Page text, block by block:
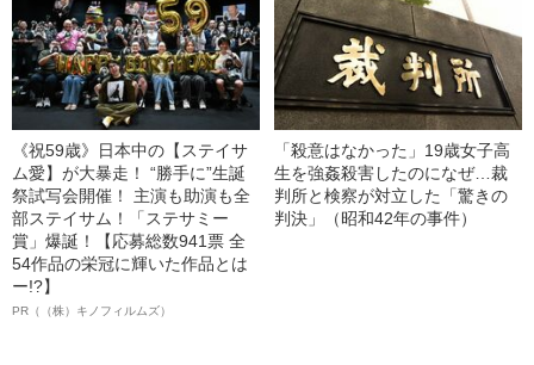
《祝59歳》日本中の【ステイサ
ム愛】が大暴走！ “勝手に”生誕
祭試写会開催！ 主演も助演も全
部ステイサム！「ステサミー
賞」爆誕！【応募総数941票 全
54作品の栄冠に輝いた作品とは
ー!?】
PR（（株）キノフィルムズ）
「殺意はなかった」19歳女子高
生を強姦殺害したのになぜ…裁
判所と検察が対立した「驚きの
判決」（昭和42年の事件）